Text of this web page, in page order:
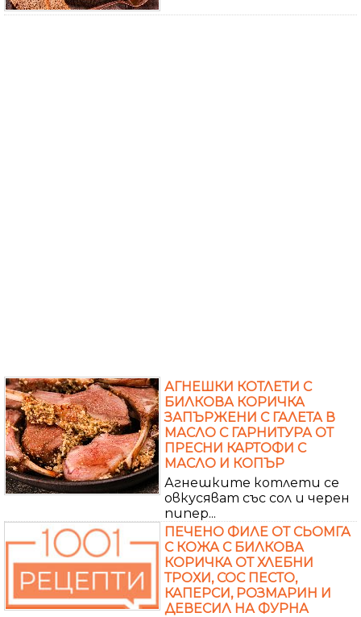
АГНЕШКИ КОТЛЕТИ С
БИЛКОВА КОРИЧКА
ЗАПЪРЖЕНИ С ГАЛЕТА В
МАСЛО С ГАРНИТУРА ОТ
ПРЕСНИ КАРТОФИ С
МАСЛО И КОПЪР
Агнешките котлети се
овкусяват със сол и черен
пипер...
ПЕЧЕНО ФИЛЕ ОТ СЬОМГА
С КОЖА С БИЛКОВА
КОРИЧКА ОТ ХЛЕБНИ
ТРОХИ, СОС ПЕСТО,
КАПЕРСИ, РОЗМАРИН И
ДЕВЕСИЛ НА ФУРНА